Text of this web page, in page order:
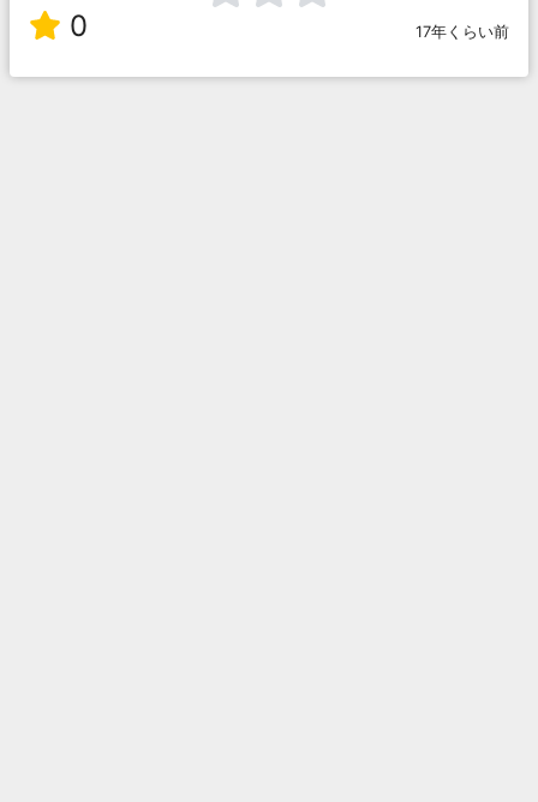
0 17年くらい前